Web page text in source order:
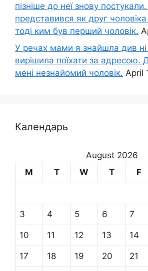
пізніше до неї знову
представився як друг
тоді ким був перший чоловік.
У речах мами я знайшла див ні
вирішила поїхати за адресою.
мені незнайомий чоловік. April
Календарь
August 2026
M
T W T F
3 4 5 6 7
10 11 12 13 14
17 18 19 20 21